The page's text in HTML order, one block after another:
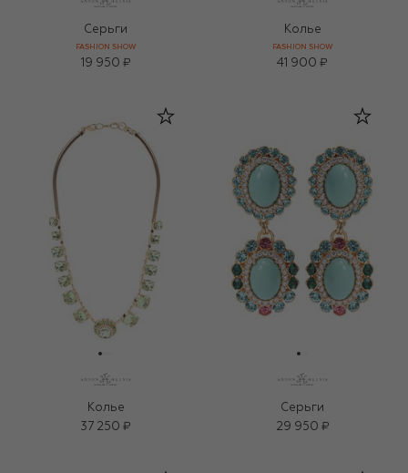
Серьги
FASHION SHOW
19 950 ₽
Колье
FASHION SHOW
41 900 ₽
Колье
37 250 ₽
Серьги
29 950 ₽